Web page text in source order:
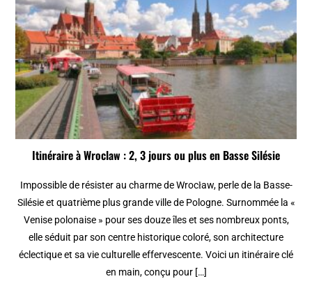
Itinéraire à Wroclaw : 2, 3 jours ou plus en Basse Silésie
Impossible de résister au charme de Wrocław, perle de la Basse-
Silésie et quatrième plus grande ville de Pologne. Surnommée la «
Venise polonaise » pour ses douze îles et ses nombreux ponts,
elle séduit par son centre historique coloré, son architecture
éclectique et sa vie culturelle effervescente. Voici un itinéraire clé
en main, conçu pour […]